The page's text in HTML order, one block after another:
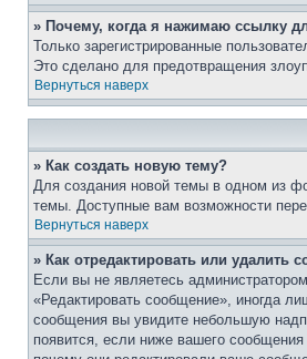
» Почему, когда я нажимаю ссылку
Только зарегистрированные
Это сделано для предотвращения
Вернуться наверх
» Как создать новую тему?
Для создания новой темы в одном из
темы. Доступные вам возможности
Вернуться наверх
» Как отредактировать или удалить
Если вы не являетесь
«Редактировать сообщение», иногда
сообщения вы увидите небольшую
появится, если ниже вашего